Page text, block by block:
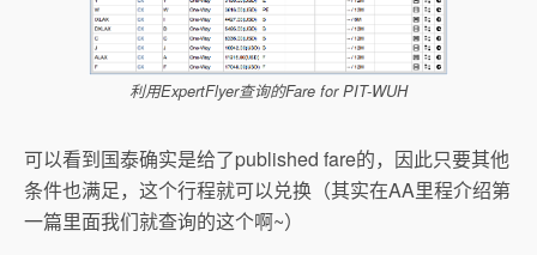
利用ExpertFlyer查询的Fare for PIT-WUH
可以看到国泰确实是给了published fare的，因此只要其他
条件也满足，这个行程就可以兑换（其实在AA里程介绍第
一篇里面我们就查询的这个啊~）